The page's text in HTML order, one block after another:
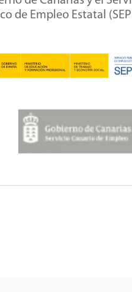
de Empleo Estatal